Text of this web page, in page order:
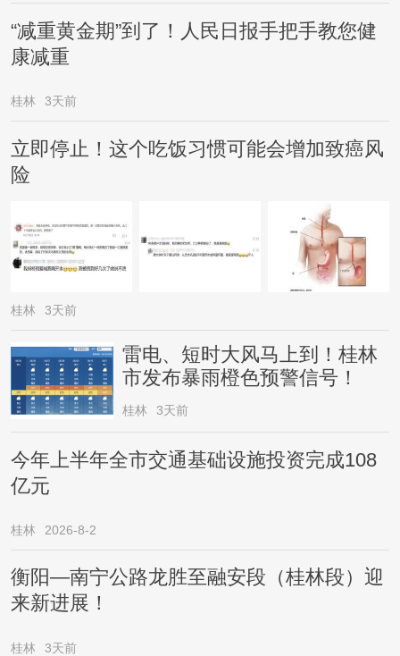
“减重黄金期”到了！人民日报手把手教您健
康减重
桂林 3天前
立即停止！这个吃饭习惯可能会增加致癌风
险
桂林 3天前
雷电、短时大风马上到！桂林
市发布暴雨橙色预警信号！
桂林 3天前
今年上半年全市交通基础设施投资完成108
亿元
桂林 2026-8-2
衡阳—南宁公路龙胜至融安段（桂林段）迎
来新进展！
桂林 3天前